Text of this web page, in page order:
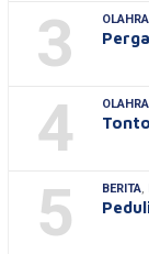
3
4
5 BERITA,